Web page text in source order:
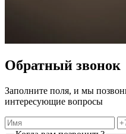
Обратный звонок
Заполните поля, и мы
интересующие вопросы
Имя